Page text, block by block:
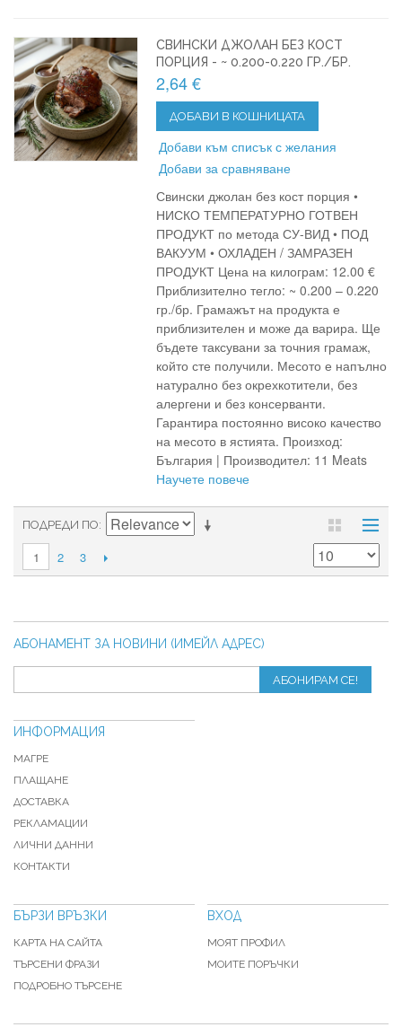
СВИНСКИ ДЖОЛАН БЕЗ КОСТ
ПОРЦИЯ - ~ 0.200-0.220 ГР./БР.
2,64 €
ДОБАВИ В КОШНИЦАТА
Добави към списък с желания
Добави за сравняване
Свински джолан без кост порция •
НИСКО ТЕМПЕРАТУРНО ГОТВЕН
ПРОДУКТ по метода СУ-ВИД • ПОД
ВАКУУМ • ОХЛАДЕН / ЗАМРАЗЕН
ПРОДУКТ Цена на килограм: 12.00 €
Приблизително тегло: ~ 0.200 – 0.220
гр./бр. Грамажът на продукта е
приблизителен и може да варира. Ще
бъдете таксувани за точния грамаж,
който сте получили. Месото е напълно
натурално без окрехкотители, без
алергени и без консерванти.
Гарантира постоянно високо качество
на месото в ястията. Произход:
България | Производител: 11 Meats
Научете повече
ПОДРЕДИ ПО
1 2 3
АБОНАМЕНТ ЗА НОВИНИ (ИМЕЙЛ АДРЕС)
АБОНИРАМ СЕ!
ИНФОРМАЦИЯ
МАГРЕ
ПЛАЩАНЕ
ДОСТАВКА
РЕКЛАМАЦИИ
ЛИЧНИ ДАННИ
КОНТАКТИ
БЪРЗИ ВРЪЗКИ
КАРТА НА САЙТА
ТЪРСЕНИ ФРАЗИ
ПОДРОБНО ТЪРСЕНЕ
ВХОД
МОЯТ ПРОФИЛ
МОИТЕ ПОРЪЧКИ